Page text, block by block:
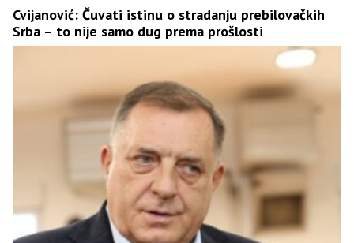
Cvijanović: Čuvati istinu o stradanju prebilovačkih
Srba – to nije samo dug prema prošlosti